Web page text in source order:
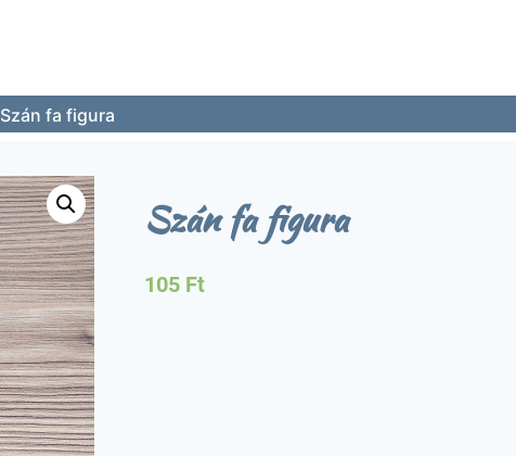
Szán fa figura
Szán fa figura
105 Ft